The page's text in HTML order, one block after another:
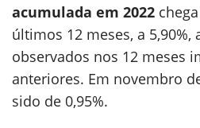
acumulada em 2022
últimos 12 meses, a 5,90%,
observados nos 12 meses
anteriores. Em novembro
sido de 0,95%.